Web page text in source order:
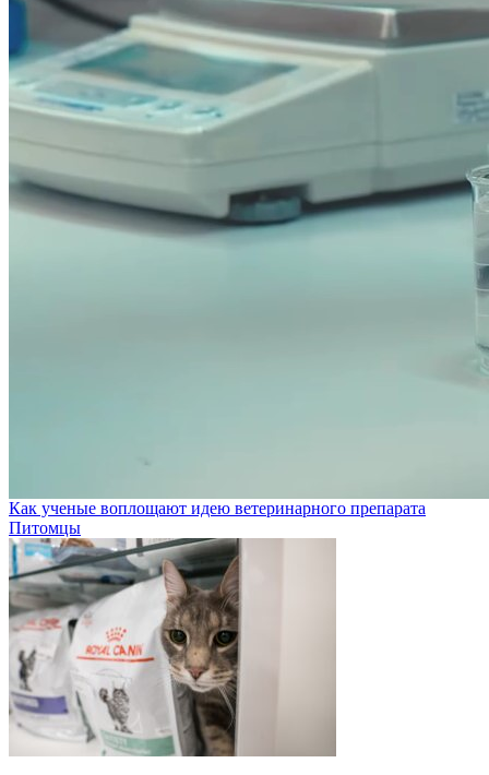
Как ученые воплощают идею ветеринарного препарата
Питомцы